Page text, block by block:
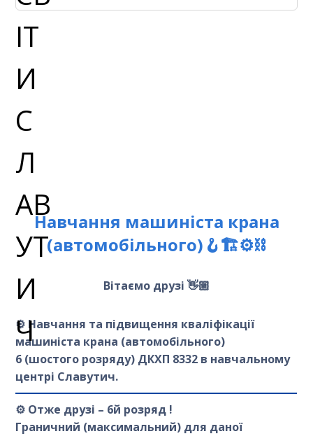
Навчання машиніста крана
(автомобільного)🪝🏗️⚙️⛓️
Вітаємо друзі 👋🏼
⚙️ Навчання та підвищення кваліфікації
машиніста крана (автомобільного)
6 (шостого розряду) ДКХП 8332 в навчальному
центрі Славутич.
⚙️ Отже друзі – 6й розряд !
Граничний (максимальний) для даної